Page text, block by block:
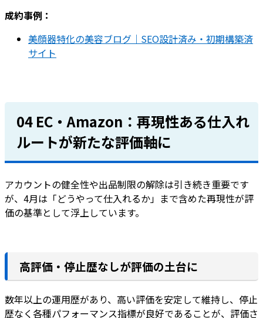
成約事例：
美顔器特化の美容ブログ｜SEO設計済み・初期構築済
サイト
04 EC・Amazon：再現性ある仕入れ
ルートが新たな評価軸に
アカウントの健全性や出品制限の解除は引き続き重要です
が、4月は「どうやって仕入れるか」まで含めた再現性が評
価の基準として浮上しています。
高評価・停止歴なしが評価の土台に
数年以上の運用歴があり、高い評価を安定して維持し、停止
歴なく各種パフォーマンス指標が良好であることが、評価さ